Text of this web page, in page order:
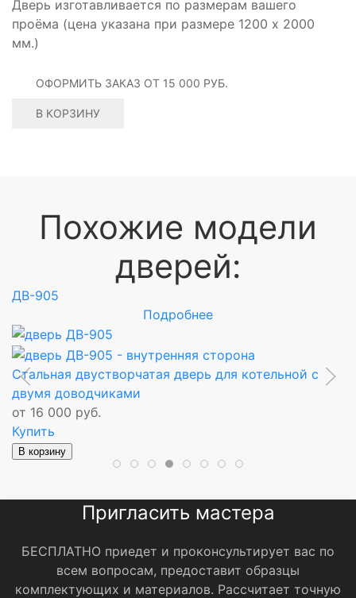
Дверь изготавливается по размерам вашего
проёма (цена указана при размере 1200 х 2000
мм.)
ОФОРМИТЬ ЗАКАЗ ОТ 15 000 РУБ.
В КОРЗИНУ
Похожие модели
дверей:
ДВ-905
Подробнее
Стальная двустворчатая дверь для котельной с
двумя доводчиками
от 16 000 руб.
Купить
В корзину
Пригласить мастера
БЕСПЛАТНО приедет и проконсультирует вас по
всем вопросам, предоставит образцы
комплектующих и материалов. Рассчитает точную